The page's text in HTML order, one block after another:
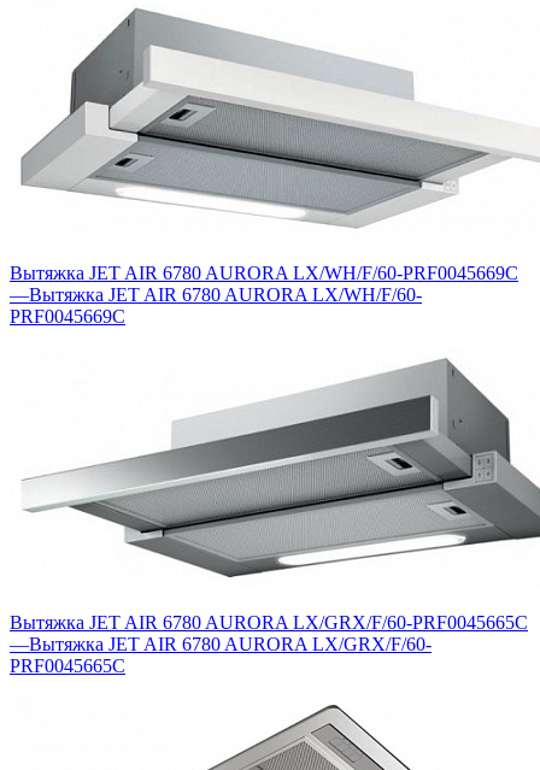
Вытяжка JET AIR 6780 AURORA LX/WH/F/60-PRF0045669C
—Вытяжка JET AIR 6780 AURORA LX/WH/F/60-
PRF0045669C
Вытяжка JET AIR 6780 AURORA LX/GRX/F/60-PRF0045665C
—Вытяжка JET AIR 6780 AURORA LX/GRX/F/60-
PRF0045665C